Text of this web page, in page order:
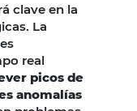
clave en la
La
real
picos de
anomalías